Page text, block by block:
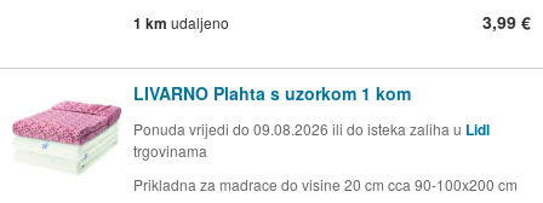
1 km udaljeno 3,99 €
LIVARNO Plahta s uzorkom 1 kom
Ponuda vrijedi do 09.08.2026 ili do isteka zaliha u Lidl
trgovinama
Prikladna za madrace do visine 20 cm cca 90-100x200 cm